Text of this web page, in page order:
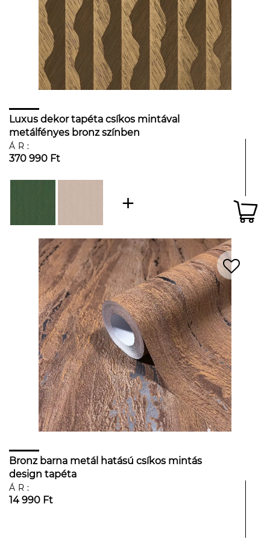
Luxus dekor tapéta csíkos mintával
metálfényes bronz színben
ÁR:
370 990 Ft
Bronz barna metál hatású csíkos mintás
design tapéta
ÁR:
14 990 Ft